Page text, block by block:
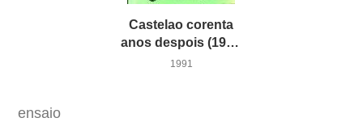
Castelao corenta
anos despois (1950-1990)
1991
ensaio